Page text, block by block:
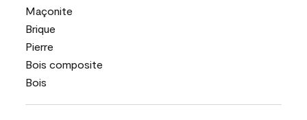
Maçonite
Brique
Pierre
Bois composite
Bois